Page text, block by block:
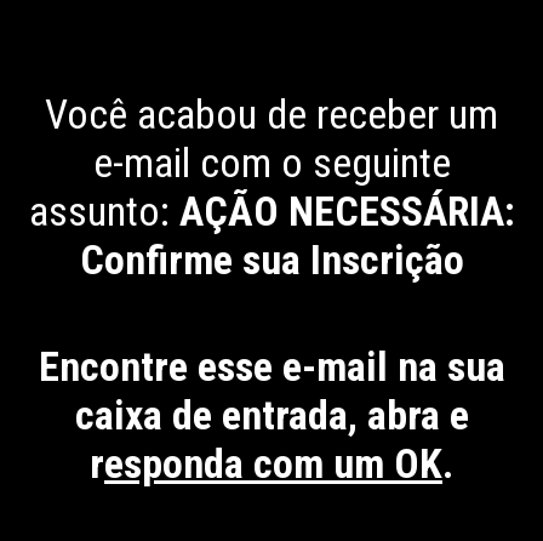
Você acabou de receber um
e-mail com o seguinte
assunto: AÇÃO NECESSÁRIA:
Confirme sua Inscrição
Encontre esse e-mail na sua
caixa de entrada, abra e
responda com um OK.